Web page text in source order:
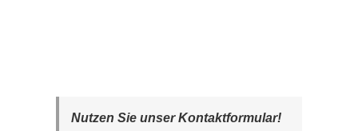
Nutzen Sie unser Kontaktformular!